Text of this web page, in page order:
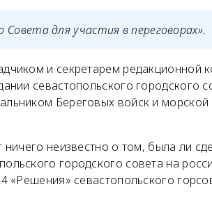
для участия в переговорах».
и секретарем редакционной
севастопольского городского
Береговых войск и морской
неизвестно о том, была ли
городского совета на
«Решения» севастопольского